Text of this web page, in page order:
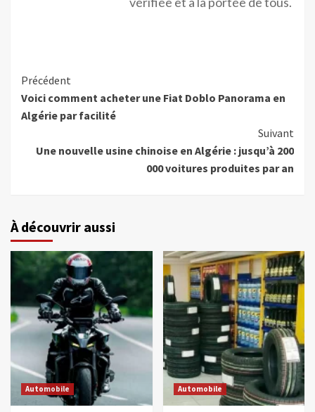
Précédent
Voici comment acheter une Fiat Doblo Panorama en
Algérie par facilité
Suivant
Une nouvelle usine chinoise en Algérie : jusqu’à 200
000 voitures produites par an
À découvrir aussi
Automobile Automobile